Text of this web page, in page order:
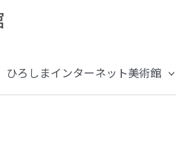
ひろしまインターネット美術館